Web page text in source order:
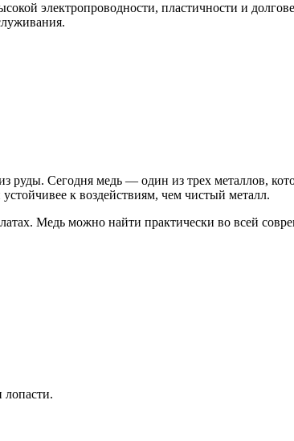
электропроводности, пластичности и
руды. Сегодня медь — один из трех металлов,
к воздействиям, чем чистый металл.
Медь можно найти практически во всей